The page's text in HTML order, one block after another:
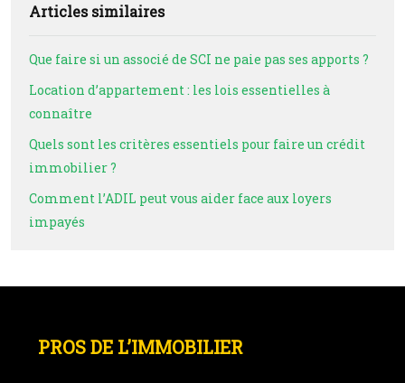
Articles similaires
Que faire si un associé de SCI ne paie pas ses apports ?
Location d’appartement : les lois essentielles à
connaître
Quels sont les critères essentiels pour faire un crédit
immobilier ?
Comment l’ADIL peut vous aider face aux loyers
impayés
PROS DE L’IMMOBILIER